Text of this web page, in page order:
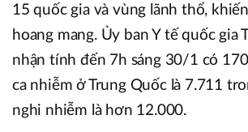
15 quốc gia và vùng lãnh thổ,
hoang mang. Ủy ban Y tế quốc gia
nhận tính đến 7h sáng 30/1 có
ca nhiễm ở Trung Quốc là 7.711
nghi nhiễm là hơn 12.000.